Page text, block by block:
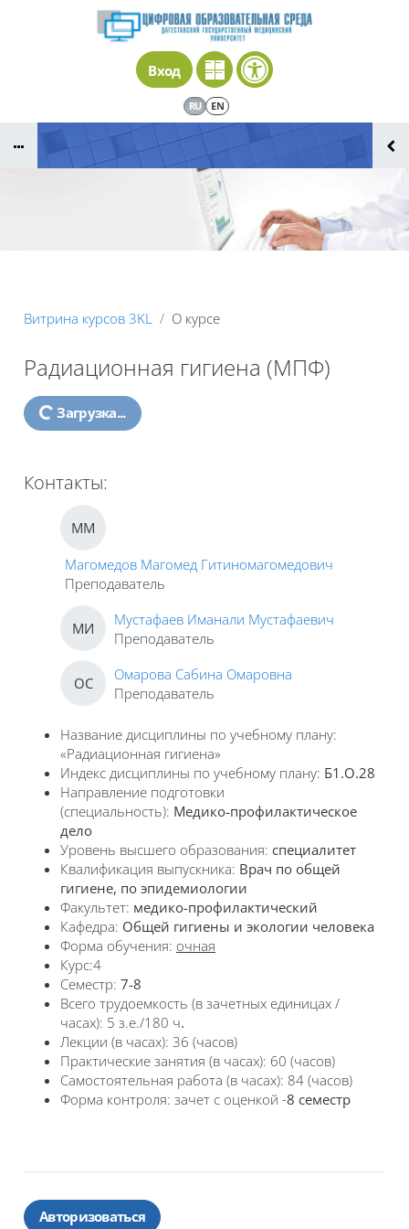
Перейти к основному содержанию
Вход
RU EN
Витрина курсов 3KL О курсе
Радиационная гигиена (МПФ)
Загрузка...
Контакты:
ММ
Магомедов Магомед Гитиномагомедович
Преподаватель
МИ
Мустафаев Иманали Мустафаевич
Преподаватель
ОС
Омарова Сабина Омаровна
Преподаватель
Название дисциплины по учебному плану:
«Радиационная гигиена»
Индекс дисциплины по учебному плану: Б1.О.28
Направление подготовки
(специальность): Медико-профилактическое
дело
Уровень высшего образования: специалитет
Квалификация выпускника: Врач по общей
гигиене, по эпидемиологии
Факультет: медико-профилактический
Кафедра: Общей гигиены и экологии человека
Форма обучения: очная
Курс:4
Семестр: 7-8
Всего трудоемкость (в зачетных единицах /
часах): 5 з.е./180 ч.
Лекции (в часах): 36 (часов)
Практические занятия (в часах): 60 (часов)
Самостоятельная работа (в часах): 84 (часов)
Форма контроля: зачет с оценкой -8 семестр
Авторизоваться